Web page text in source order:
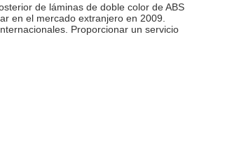
de láminas de doble color de ABS
en el mercado extranjero en 2009.
Proporcionar un servicio